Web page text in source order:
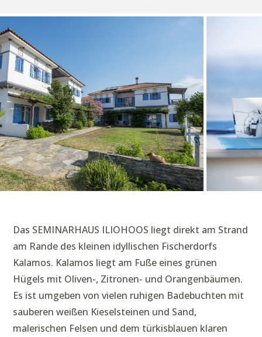
Das SEMINARHAUS ILIOHOOS liegt direkt am Strand
am Rande des kleinen idyllischen Fischerdorfs
Kalamos. Kalamos liegt am Fuße eines grünen
Hügels mit Oliven-, Zitronen- und Orangenbäumen.
Es ist umgeben von vielen ruhigen Badebuchten mit
sauberen weißen Kieselsteinen und Sand,
malerischen Felsen und dem türkisblauen klaren